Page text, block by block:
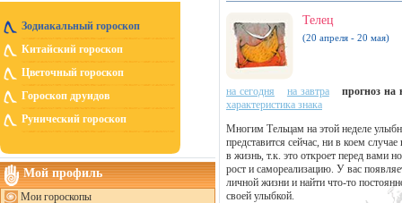
Зодиакальный гороскоп
Китайский гороскоп
Цветочный гороскоп
Гороскоп друидов
Рунический гороскоп
Мой профиль
Мои гороскопы
Телец
(20 апреля - 20 мая)
на сегодня на завтра
прогноз на
характеристика знака
Многим Тельцам на этой неделе
представится сейчас, ни в коем
в жизнь, т.к. это откроет перед вами
рост и самореализацию. У вас
личной жизни и найти что-то
своей улыбкой.